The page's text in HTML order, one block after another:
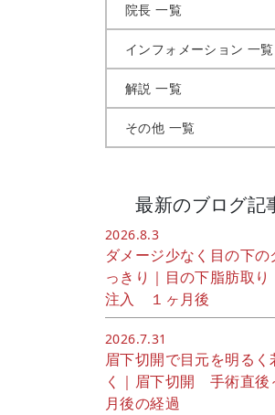
院長 一覧
インフォメーション 一覧
解説 一覧
その他 一覧
最新のブログ記
2026.8.3
ダメージ少なく目の下の
っきり｜目の下脂肪取り
注入 １ヶ月後
2026.7.31
眉下切開で目元を明るく
く｜眉下切開 手術直後
月後の経過